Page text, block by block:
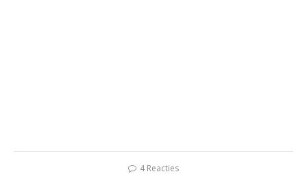
4 Reacties